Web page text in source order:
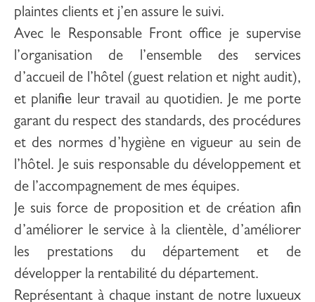
plaintes clients et j’en assure le suivi.
Avec le Responsable Front office je supervise
l’organisation de l’ensemble des services
d’accueil de l’hôtel (guest relation et night audit),
et planifie leur travail au quotidien. Je me porte
garant du respect des standards, des procédures
et des normes d’hygiène en vigueur au sein de
l’hôtel. Je suis responsable du développement et
de l’accompagnement de mes équipes.
Je suis force de proposition et de création afin
d’améliorer le service à la clientèle, d’améliorer
les prestations du département et de
développer la rentabilité du département.
Représentant à chaque instant de notre luxueux